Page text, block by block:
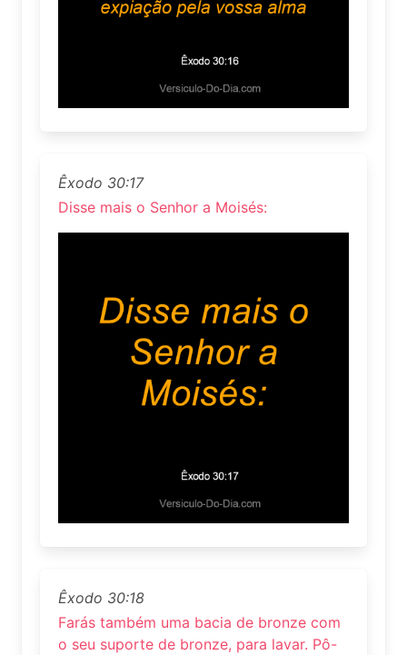
Êxodo 30:17
Disse mais o Senhor a Moisés:
Êxodo 30:18
Farás também uma bacia de bronze com
o seu suporte de bronze, para lavar. Pô-